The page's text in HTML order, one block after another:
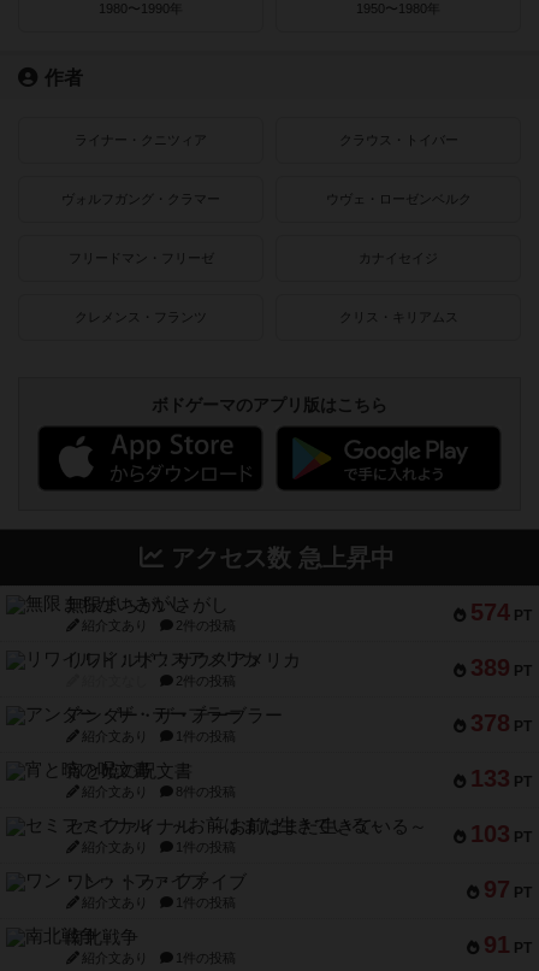
1980〜1990年 1950〜1980年
作者
ライナー・クニツィア クラウス・トイバー
ヴォルフガング・クラマー ウヴェ・ローゼンベルク
フリードマン・フリーゼ カナイセイジ
クレメンス・フランツ クリス・キリアムス
ボドゲーマのアプリ版はこちら
アクセス数 急上昇中
574 PT
無限まちがいさがし
紹介文あり 2件の投稿
389 PT
リワイルド：サウスアメリカ
2件の投稿
378 PT
アンダー・ザ・テーブラー
紹介文あり 1件の投稿
133 PT
宵と暁の呪文書
紹介文あり 8件の投稿
103 PT
セミファイナル ～お前はまだ生きている～
紹介文あり 1件の投稿
97 PT
ワン・トゥ・ファイブ
紹介文あり 1件の投稿
91 PT
南北戦争
紹介文あり 1件の投稿